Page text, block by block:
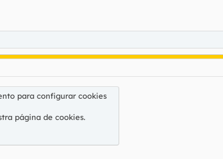
para configurar cookies
página de cookies.